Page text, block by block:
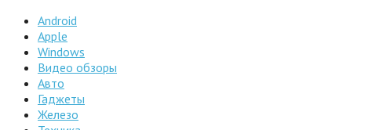
Android
Apple
Windows
Видео обзоры
Авто
Гаджеты
Железо